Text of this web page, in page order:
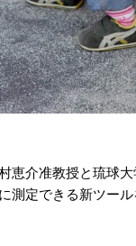
恵介准教授と琉球
測定できる新ツール